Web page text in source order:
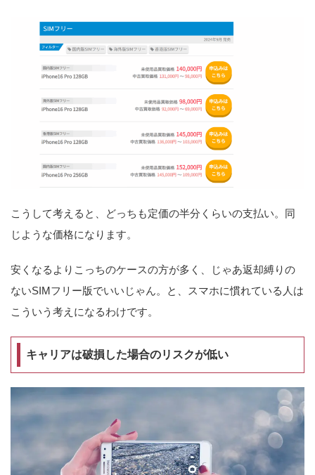
こうして考えると、どっちも定価の半分くらいの支払い。同
じような価格になります。
安くなるよりこっちのケースの方が多く、じゃあ返却縛りの
ないSIMフリー版でいいじゃん。と、スマホに慣れている人は
こういう考えになるわけです。
キャリアは破損した場合のリスクが低い